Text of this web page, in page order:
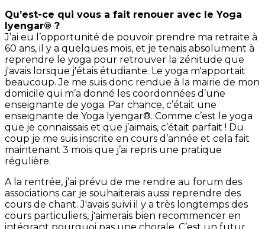
Qu’est-ce qui vous a fait renouer avec le Yoga
Iyengar® ?
J’ai eu l’opportunité de pouvoir prendre ma retraite à
60 ans, il y a quelques mois, et je tenais absolument à
reprendre le yoga pour retrouver la zénitude que
j'avais lorsque j'étais étudiante. Le yoga m'apportait
beaucoup. Je me suis donc rendue à la mairie de mon
domicile qui m’a donné les coordonnées d’une
enseignante de yoga. Par chance, c’était une
enseignante de Yoga Iyengar®. Comme c’est le yoga
que je connaissais et que j’aimais, c’était parfait ! Du
coup je me suis inscrite en cours d’année et cela fait
maintenant 3 mois que j’ai repris une pratique
régulière.
A la rentrée, j’ai prévu de me rendre au forum des
associations car je souhaiterais aussi reprendre des
cours de chant. J'avais suivi il y a très longtemps des
cours particuliers, j'aimerais bien recommencer en
intégrant pourquoi pas une chorale. C’est un futur